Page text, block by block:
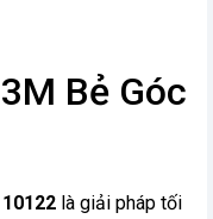
Bẻ Góc
là giải pháp tối